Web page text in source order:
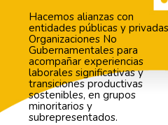
Hacemos alianzas con
entidades públicas y
Organizaciones No
Gubernamentales para
acompañar experiencias
laborales significativas y
transiciones productivas
sostenibles, en grupos
minoritarios y
subrepresentados.